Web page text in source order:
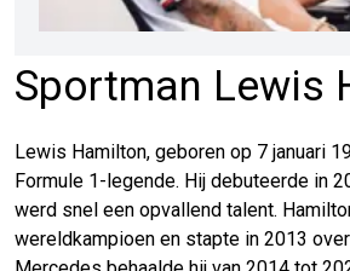
Sportman Lewis
Lewis Hamilton, geboren op 7 januari
Formule 1-legende. Hij debuteerde in
werd snel een opvallend talent.
wereldkampioen en stapte in 2013